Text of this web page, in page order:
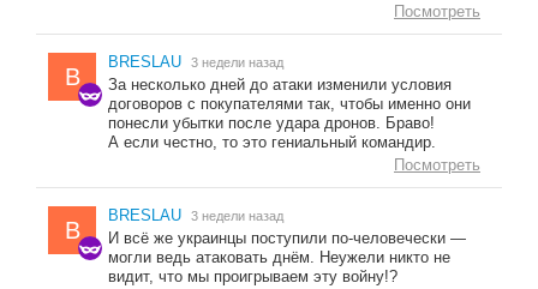
Посмотреть
B
BRESLAU 3 недели назад
За несколько дней до атаки изменили условия
договоров с покупателями так, чтобы именно они
понесли убытки после удара дронов. Браво!
А если честно, то это гениальный командир.
Посмотреть
B
BRESLAU 3 недели назад
И всё же украинцы поступили по-человечески —
могли ведь атаковать днём. Неужели никто не
видит, что мы проигрываем эту войну!?